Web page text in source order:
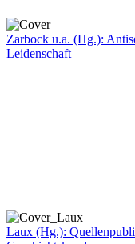
Zarbock u.a. (Hg.):
Leidenschaft
Laux (Hg.):